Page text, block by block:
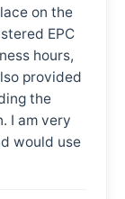
on the
EPC
hours,
provided
the
I am very
would use